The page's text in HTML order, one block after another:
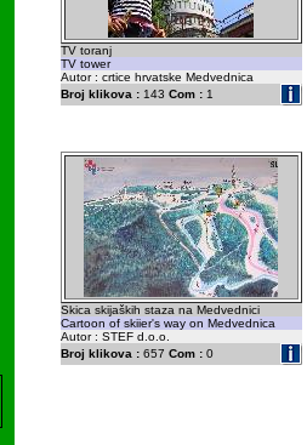
TV toranj
TV tower
Autor : crtice hrvatske Medvednica
Broj klikova :143 Com :1
Skica skijaških staza na Medvednici
Cartoon of skiier's way on Medvednica
Autor : STEF d.o.o.
Broj klikova :657 Com :0